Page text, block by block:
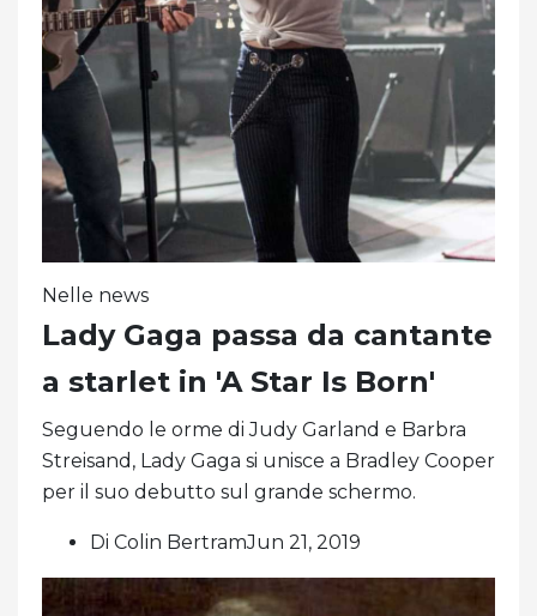
Nelle news
Lady Gaga passa da cantante
a starlet in 'A Star Is Born'
Seguendo le orme di Judy Garland e Barbra
Streisand, Lady Gaga si unisce a Bradley Cooper
per il suo debutto sul grande schermo.
Di Colin BertramJun 21, 2019